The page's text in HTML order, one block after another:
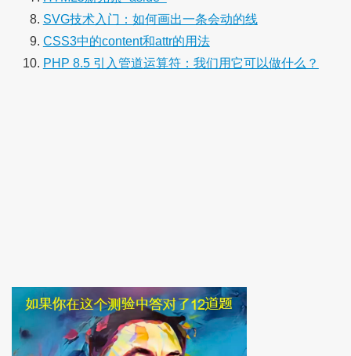
SVG技术入门：如何画出一条会动的线
CSS3中的content和attr的用法
PHP 8.5 引入管道运算符：我们用它可以做什么？